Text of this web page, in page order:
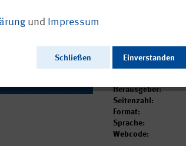
Dieser Artikel ist
Herausgeber:
Seitenzahl:
Format:
Sprache:
Webcode:
und Impressum
Schließen Einverstanden